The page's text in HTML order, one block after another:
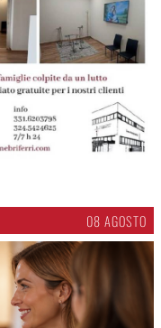
08 AGOSTO